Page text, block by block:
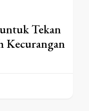
Tekan
Kecurangan